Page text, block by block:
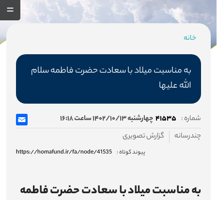
صفحه اصلی
صندوق
درباره صندوق
اساسنامه صندوق
مسیر
خانه
به مناسبت میلاد با سعادت حضرت فاطمه سلام
الله علیها
شماره : ۴۱۵۳۵ چهارشنبه ۱۴۰۲/۱۰/۱۳ ساعت ۱۶:۱۸
چندرسانه
گزارش تصویری
پیوند کوتاه : https://homafund.ir/fa/node/41535
به مناسبت میلاد با سعادت حضرت فاطمه